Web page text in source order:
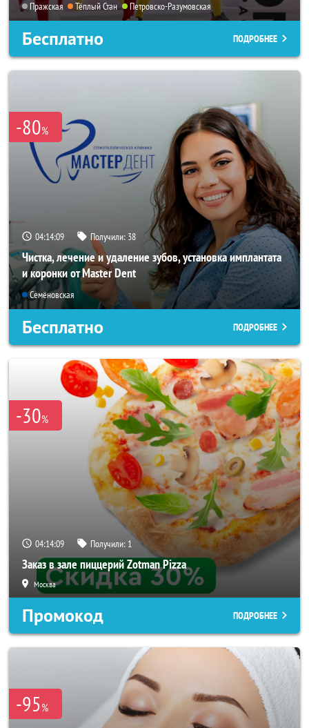
Пражская Тёплый Стан Петровско-Разумовская
Бесплатно ПОДРОБНЕЕ
-80%
04:14:07 Получили: 38
Чистка, лечение и удаление зубов, установка имплантата
и коронки от Master Dent
Семёновская
Бесплатно ПОДРОБНЕЕ
-30%
04:14:07 Получили: 1
Заказ в зале пиццерий Zotman Pizza
Москва
Промокод ПОДРОБНЕЕ
-95%